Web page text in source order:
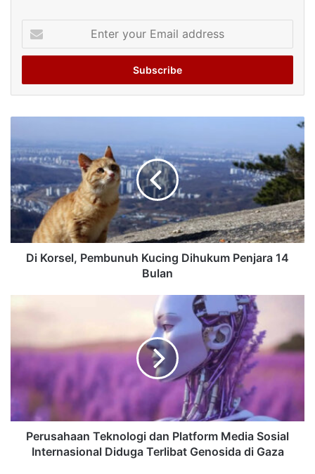
your
Email
Di Korsel, Pembunuh Kucing Dihukum Penjara 14
Bulan
Perusahaan Teknologi dan Platform Media Sosial
Internasional Diduga Terlibat Genosida di Gaza